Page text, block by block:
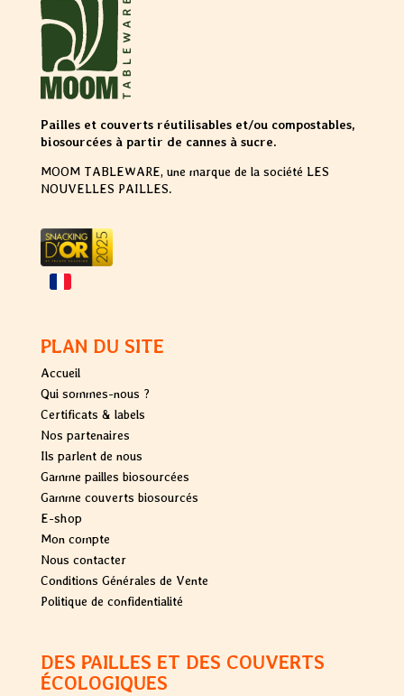
Pailles et couverts réutilisables et/ou compostables,
biosourcées à partir de cannes à sucre.
MOOM TABLEWARE, une marque de la société LES
NOUVELLES PAILLES.
PLAN DU SITE
Accueil
Qui sommes-nous ?
Certificats & labels
Nos partenaires
Ils parlent de nous
Gamme pailles biosourcées
Gamme couverts biosourcés
E-shop
Mon compte
Nous contacter
Conditions Générales de Vente
Politique de confidentialité
DES PAILLES ET DES COUVERTS
ÉCOLOGIQUES